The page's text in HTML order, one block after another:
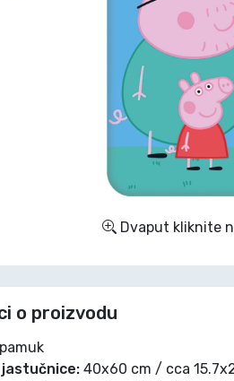
Dvaput kliknite
o proizvodu
pamuk
jastučnice: 40x60 cm / cca